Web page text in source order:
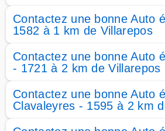
Contactez une bonne Auto
1582 à 1 km de Villarepos
Contactez une bonne Auto
- 1721 à 2 km de Villarepos
Contactez une bonne Auto
Clavaleyres - 1595 à 2 km